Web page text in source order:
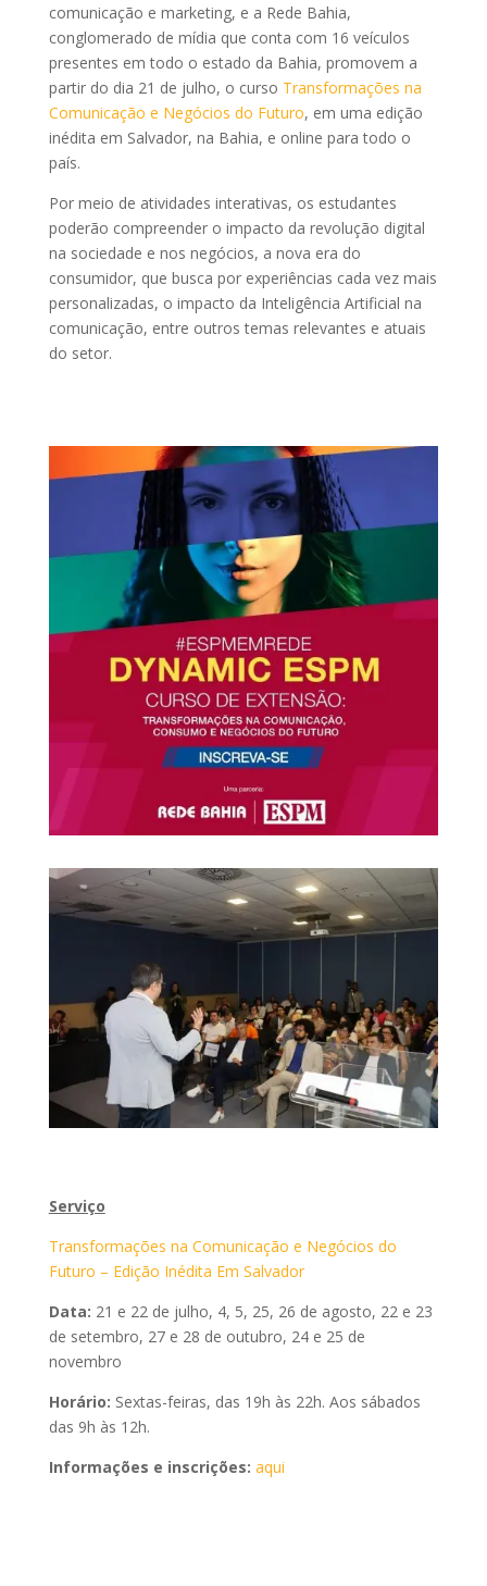
comunicação e marketing, e a Rede Bahia,
conglomerado de mídia que conta com 16 veículos
presentes em todo o estado da Bahia, promovem a
partir do dia 21 de julho, o curso Transformações na
Comunicação e Negócios do Futuro, em uma edição
inédita em Salvador, na Bahia, e online para todo o
país.
Por meio de atividades interativas, os estudantes
poderão compreender o impacto da revolução digital
na sociedade e nos negócios, a nova era do
consumidor, que busca por experiências cada vez mais
personalizadas, o impacto da Inteligência Artificial na
comunicação, entre outros temas relevantes e atuais
do setor.
Serviço
Transformações na Comunicação e Negócios do
Futuro – Edição Inédita Em Salvador
Data: 21 e 22 de julho, 4, 5, 25, 26 de agosto, 22 e 23
de setembro, 27 e 28 de outubro, 24 e 25 de
novembro
Horário: Sextas-feiras, das 19h às 22h. Aos sábados
das 9h às 12h.
Informações e inscrições: aqui